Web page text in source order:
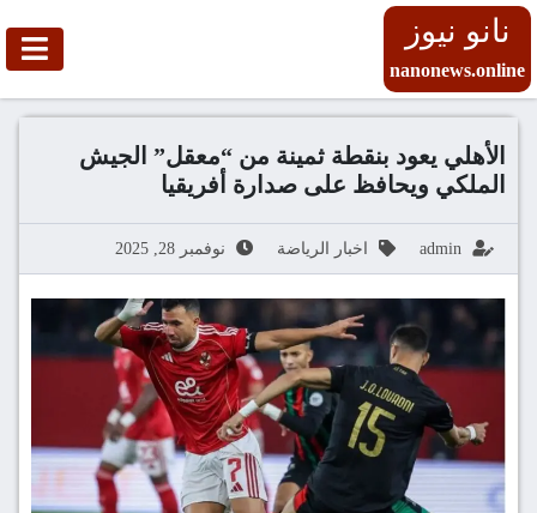
نانو نيوز
nanonews.online
الأهلي يعود بنقطة ثمينة من “معقل” الجيش
الملكي ويحافظ على صدارة أفريقيا
admin اخبار الرياضة نوفمبر 28, 2025